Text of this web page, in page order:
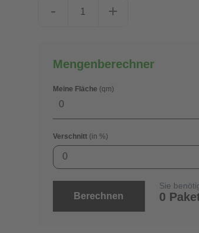
- +
Mengenberechner
Meine Fläche (qm)
Verschnitt (in %)
0
Berechnen
Sie
0